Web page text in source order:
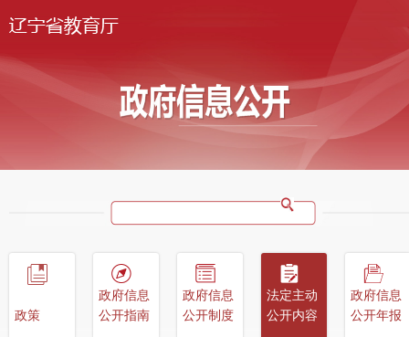
政策
政府信息
公开指南
政府信息
公开制度
法定主动
公开内容
政府信息
公开年报